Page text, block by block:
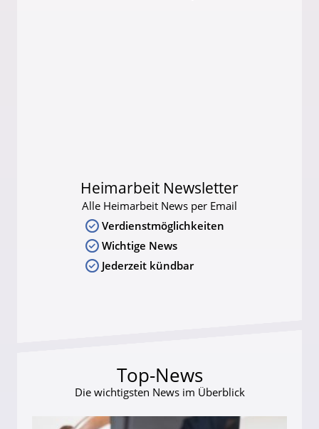
Heimarbeit Newsletter
Alle Heimarbeit News per Email
Verdienstmöglichkeiten
Wichtige News
Jederzeit kündbar
Top-News
Die wichtigsten News im Überblick